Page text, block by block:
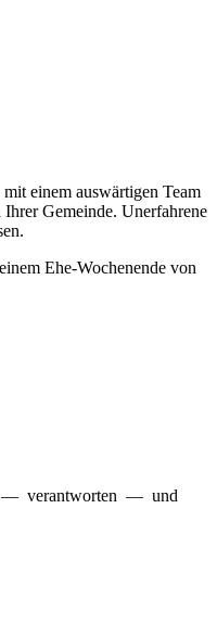
einem auswärtigen Team
Gemeinde. Unerfahrene
Ehe-Wochenende von
— verantworten — und